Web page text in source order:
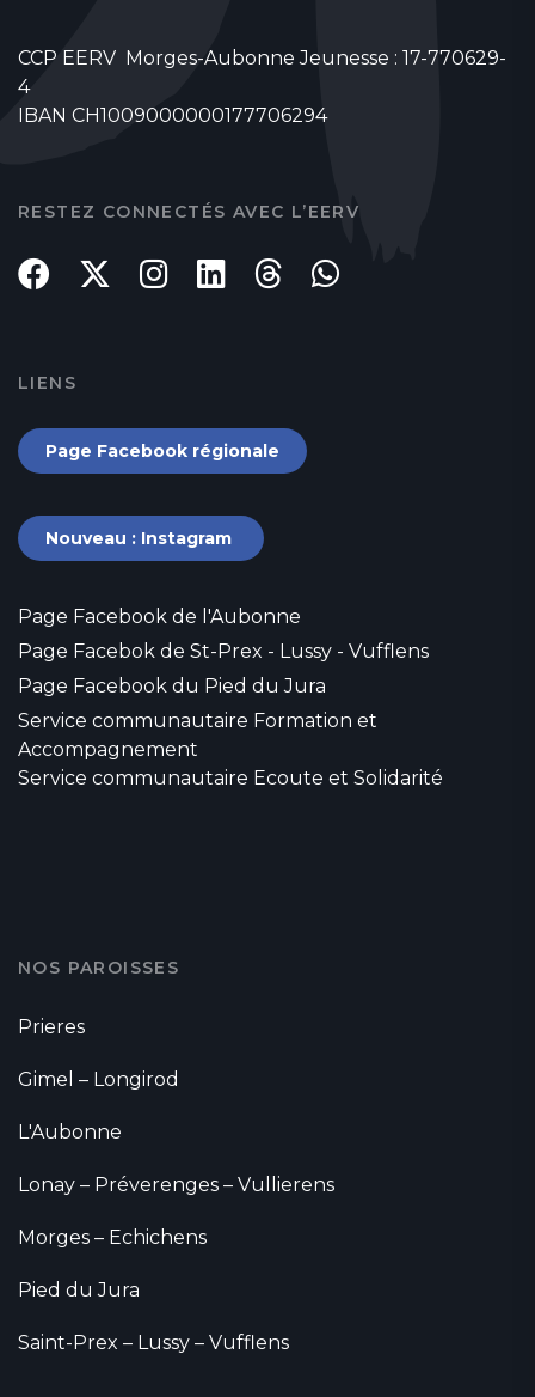
CCP EERV Morges-Aubonne Jeunesse : 17-770629-
4
IBAN CH1009000000177706294
RESTEZ CONNECTÉS AVEC L’EERV
LIENS
Page Facebook régionale
Nouveau : Instagram
Page Facebook de l'Aubonne
Page Facebok de St-Prex - Lussy - Vufflens
Page Facebook du Pied du Jura
Service communautaire Formation et
Accompagnement
Service communautaire Ecoute et Solidarité
NOS PAROISSES
Prieres
Gimel – Longirod
L'Aubonne
Lonay – Préverenges – Vullierens
Morges – Echichens
Pied du Jura
Saint-Prex – Lussy – Vufflens